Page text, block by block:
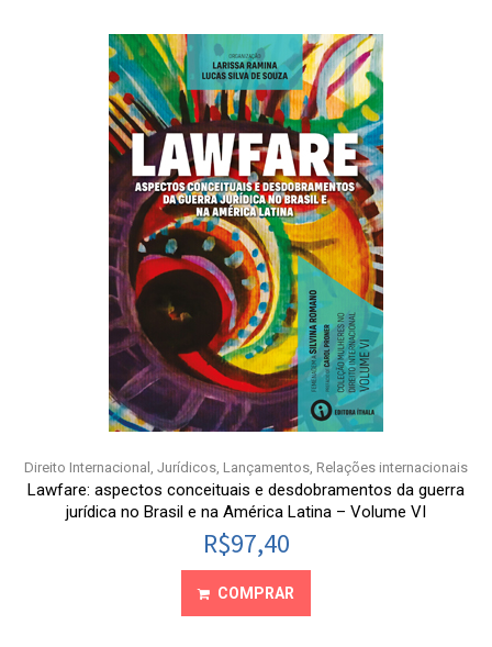
Direito Internacional , Jurídicos, Lançamentos, Relações internacionais
Lawfare: aspectos conceituais e desdobramentos da guerra
jurídica no Brasil e na América Latina – Volume VI
R$97,40
COMPRAR